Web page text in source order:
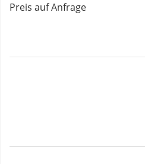
Preis auf Anfrage